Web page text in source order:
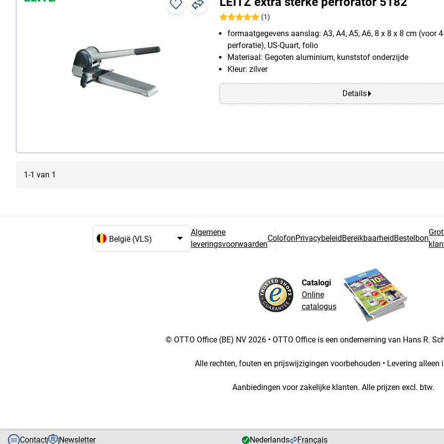
(1)
formaatgegevens aanslag: A3, A4, A5, A6, 8 x 8 x 8 cm (voor
perforatie), US-Quart, folio
Materiaal: Gegoten aluminium, kunststof onderzijde
Kleur: zilver
Details
1-1 van 1
Algemene
leveringsvoorwaarden
ColofonPrivacybeleidBereikbaarheidBestelbon
Catalogi
Online
catalogus
© OTTO Office (BE) NV 2026 • OTTO Office is een onderneming van Hans R.
Alle rechten, fouten en prijswijzigingen voorbehouden • Levering alleen
Aanbiedingen voor zakelijke klanten. Alle prijzen excl. btw.
Contact Newsletter Nederlands Français